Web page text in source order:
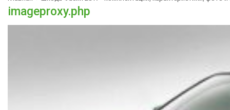
imageproxy.php